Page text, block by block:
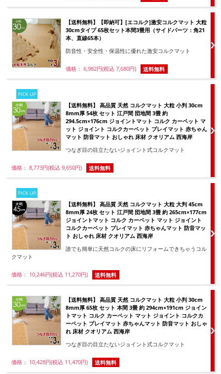
【送料無料】【即納可】[エコルク]激安コルクマット 大粒
30cmタイプ 65枚セット本間3畳用（サイドパーツ：角21
本、直線65本）
防音性・安全性・保温性に優れた激安コルクマット
価格： 6,982円(税込 7,680円) 送料無料
PICK UP
【送料無料】 高品質 天然 コルクマット 大粒 小判 30cm
8mm厚 54枚 セット 江戸間 団地間 3畳 約
294.5cm×176cm ジョイントマット コルク カーペット マ
ット ジョイント コルクカーペット プレイマット 赤ちゃん
マット 防音マット おしゃれ 床材 クオリアム 西海岸
つなぎ目の目立たないジョイント式コルクマット
価格： 8,773円(税込 9,650円) 送料無料
PICK UP
【送料無料】 高品質 天然 コルクマット 大粒 大判 45cm
8mm厚 24枚 セット 江戸間 団地間 3畳 約 265cm×177cm
ジョイントマット コルク カーペット マット ジョイント
コルクカーペット プレイマット 赤ちゃんマット 防音マッ
ト おしゃれ 床材 クオリアム 西海岸
誰でも簡単に天然コルクの床にリフォームできちゃうコル
クマット
価格： 10,246円(税込 11,270円) 送料無料
【送料無料】 高品質 天然 コルクマット 大粒 小判 30cm
8mm厚 65枚 セット 本間 3畳 約 294cm×191cm ジョイン
トマット コルク カーペット マット ジョイント コルクカ
ーペット プレイマット 赤ちゃんマット 防音マット おしゃ
れ 床材 クオリアム 西海岸
つなぎ目の目立たないジョイント式コルクマット
価格： 10,428円(税込 11,470円) 送料無料